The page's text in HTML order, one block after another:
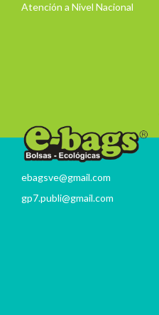
Atención a Nivel Nacional
ebagsve@gmail.com
gp7.publi@gmail.com